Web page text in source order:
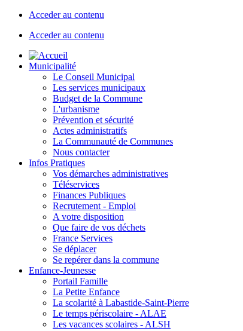
Acceder au contenu
Acceder au contenu
Municipalité
Le Conseil Municipal
Les services municipaux
Budget de la Commune
L'urbanisme
Prévention et sécurité
Actes administratifs
La Communauté de Communes
Nous contacter
Infos Pratiques
Vos démarches administratives
Téléservices
Finances Publiques
Recrutement - Emploi
A votre disposition
Que faire de vos déchets
France Services
Se déplacer
Se repérer dans la commune
Enfance-Jeunesse
Portail Famille
La Petite Enfance
La scolarité à Labastide-Saint-Pierre
Le temps périscolaire - ALAE
Les vacances scolaires - ALSH